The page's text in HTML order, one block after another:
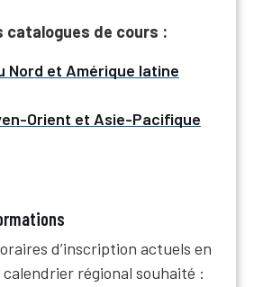
catalogues de cours :
Nord et Amérique latine
Orient et Asie-Pacifique
d’inscription actuels en
régional souhaité :